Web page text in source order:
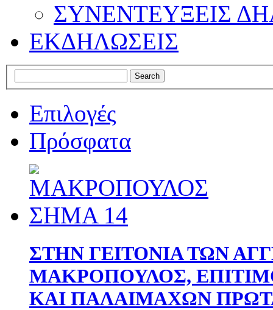
ΣΥΝΕΝΤΕΥΞΕΙΣ
ΕΚΔΗΛΩΣΕΙΣ
Επιλογές
Πρόσφατα
ΣΤΗΝ ΓΕΙΤΟΝΙΑ ΤΩΝ
ΜΑΚΡΟΠΟΥΛΟΣ,
ΚΑΙ ΠΑΛΑΙΜΑΧΩΝ